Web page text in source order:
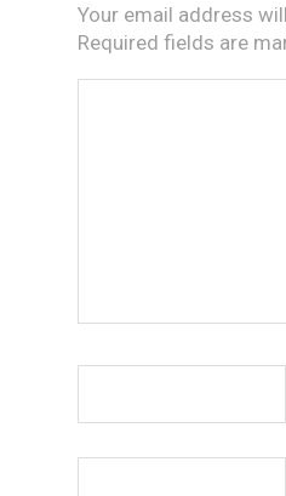
Your email address
Required fields are